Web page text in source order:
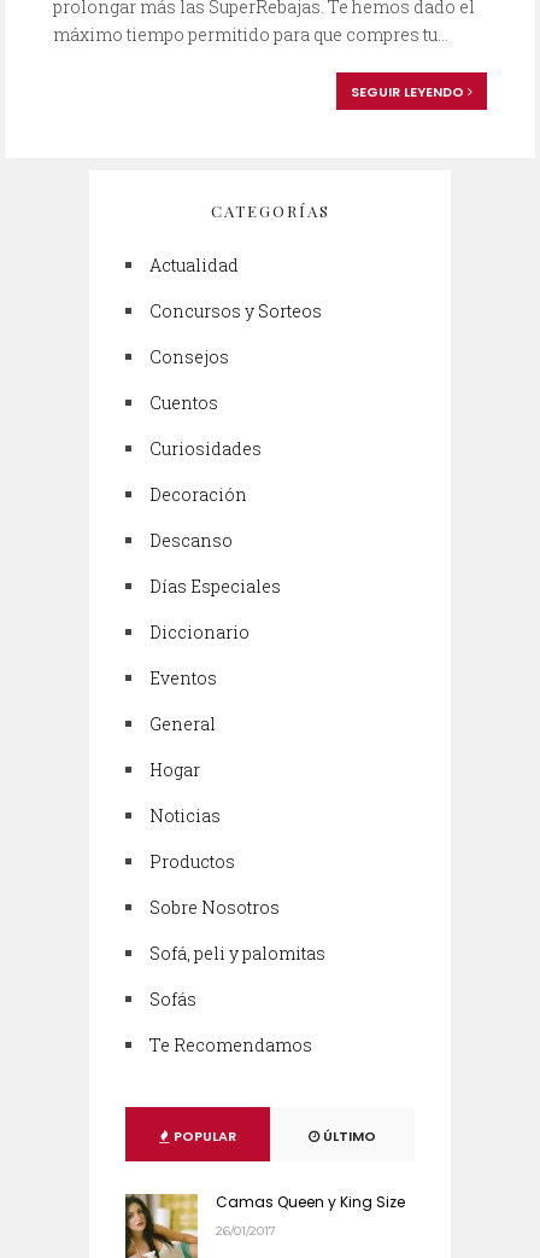
prolongar más las SuperRebajas. Te hemos dado el
máximo tiempo permitido para que compres tu...
SEGUIR LEYENDO
CATEGORÍAS
Actualidad
Concursos y Sorteos
Consejos
Cuentos
Curiosidades
Decoración
Descanso
Días Especiales
Diccionario
Eventos
General
Hogar
Noticias
Productos
Sobre Nosotros
Sofá, peli y palomitas
Sofás
Te Recomendamos
POPULAR ÚLTIMO
Camas Queen y King Size
26/01/2017